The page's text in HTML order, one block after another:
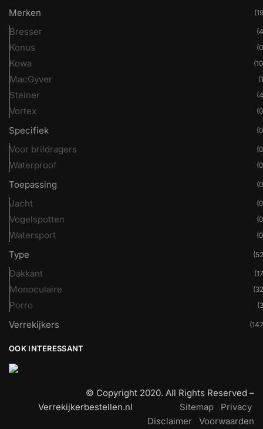
Merken
Bresser
Konus
Kowa
MacGyver
Steiner
Vortex
Specifiek
Voor brildragers
Waterproof
Toepassing
Jacht
Vogelspotten
Watersport
Type
Dakkant
Monoculaire
Porro
Verrekijkers
OOK INTERESSANT
© Copyright 2020. All Rights Reserved –
Verrekijkerbestellen.nl Sitemap
Privacy
Disclaimer
Voorwaarden